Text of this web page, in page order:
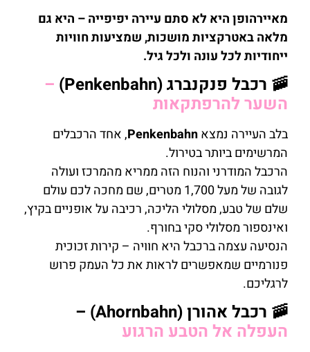
מאיירהופן היא לא סתם עיירה יפיפייה – היא גם
מלאה באטרקציות מושכות, שמציעות חוויות
ייחודיות לכל עונה ולכל גיל.
🚠 רכבל פנקנברג (Penkenbahn)
–
השער להרפתקאות
בלב העיירה נמצאPenkenbahn, אחד הרכבלים
המרשימים ביותר בטירול.
הרכבל המודרני והנוח הזה ממריא מהמרכז ועולה
לגובה של מעל 1,700 מטרים, שם מחכה לכם עולם
שלם של טבע, מסלולי הליכה, רכיבה על אופניים בקיץ,
ואינספור מסלולי סקי בחורף.
הנסיעה עצמה ברכבל היא חוויה – קירות זכוכית
פנורמיים שמאפשרים לראות את כל העמק פרוש
לרגליכם.
🚠 רכבל אהורן (Ahornbahn) –
העפלה אל הטבע הרגוע